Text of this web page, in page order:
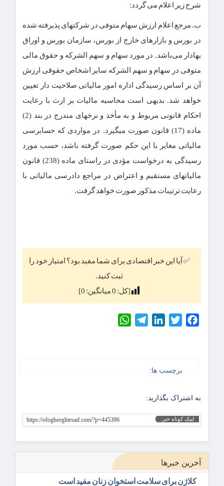
شرح زیر اعلام می گردد:
ب. مرجع اعلام ارزش سهام متوفی در شرکتهای پذیرفته شده
در بورس و بازارهای خارج از بورس، سازمان بورس و اوراق
بهادار می‌باشد. در مورد سهام و سهم الشرکه و حقوق مالی
متوفی در سهام و سهم الشرکه سایر اشخاص حقوقی ارزش
آن بر اساس رسیدگی اداره امور مالیاتی صلاحیت دار تعیین
خواهد شد. بدیهی است محاسبه مالیات بر ارث با رعایت
احکام قانونی مربوط و به مأخذ و نرخهای مندرج در بند (2)
ماده (17) قانون صورت میگیرد. در مواردی که حسابرسی
مالیاتی مغایر با این حکم صورت گرفته باشد، حسب مورد
رسیدگی به درخواست مؤدی در راستای ماده (238) قانون
مالیاتهای مستقیم و اعتراض در مراجع دادرسی مالیاتی با
رعایت ترتیبات مذکور صورت خواهد گرفت.
✅ آیا این خبر اقتصادی برای شما مفید بود؟ امتیاز خود را
ثبت کنید.
[کل: 0میانگین: 0
]
Facebook
Twitter
LinkedIn
Telegram
برچسب ها:
به اشتراک بگذارید:
لینک کوتاه خبر: https://ofogheeghtesad.com/?p=445396
آخرین خبرها
کلاژن برای سلامت استخوان زنان مفید است